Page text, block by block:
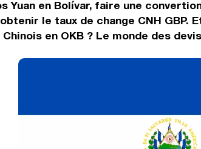
Yuan en Bolívar, faire une
le taux de change CNH
en OKB ? Le monde des